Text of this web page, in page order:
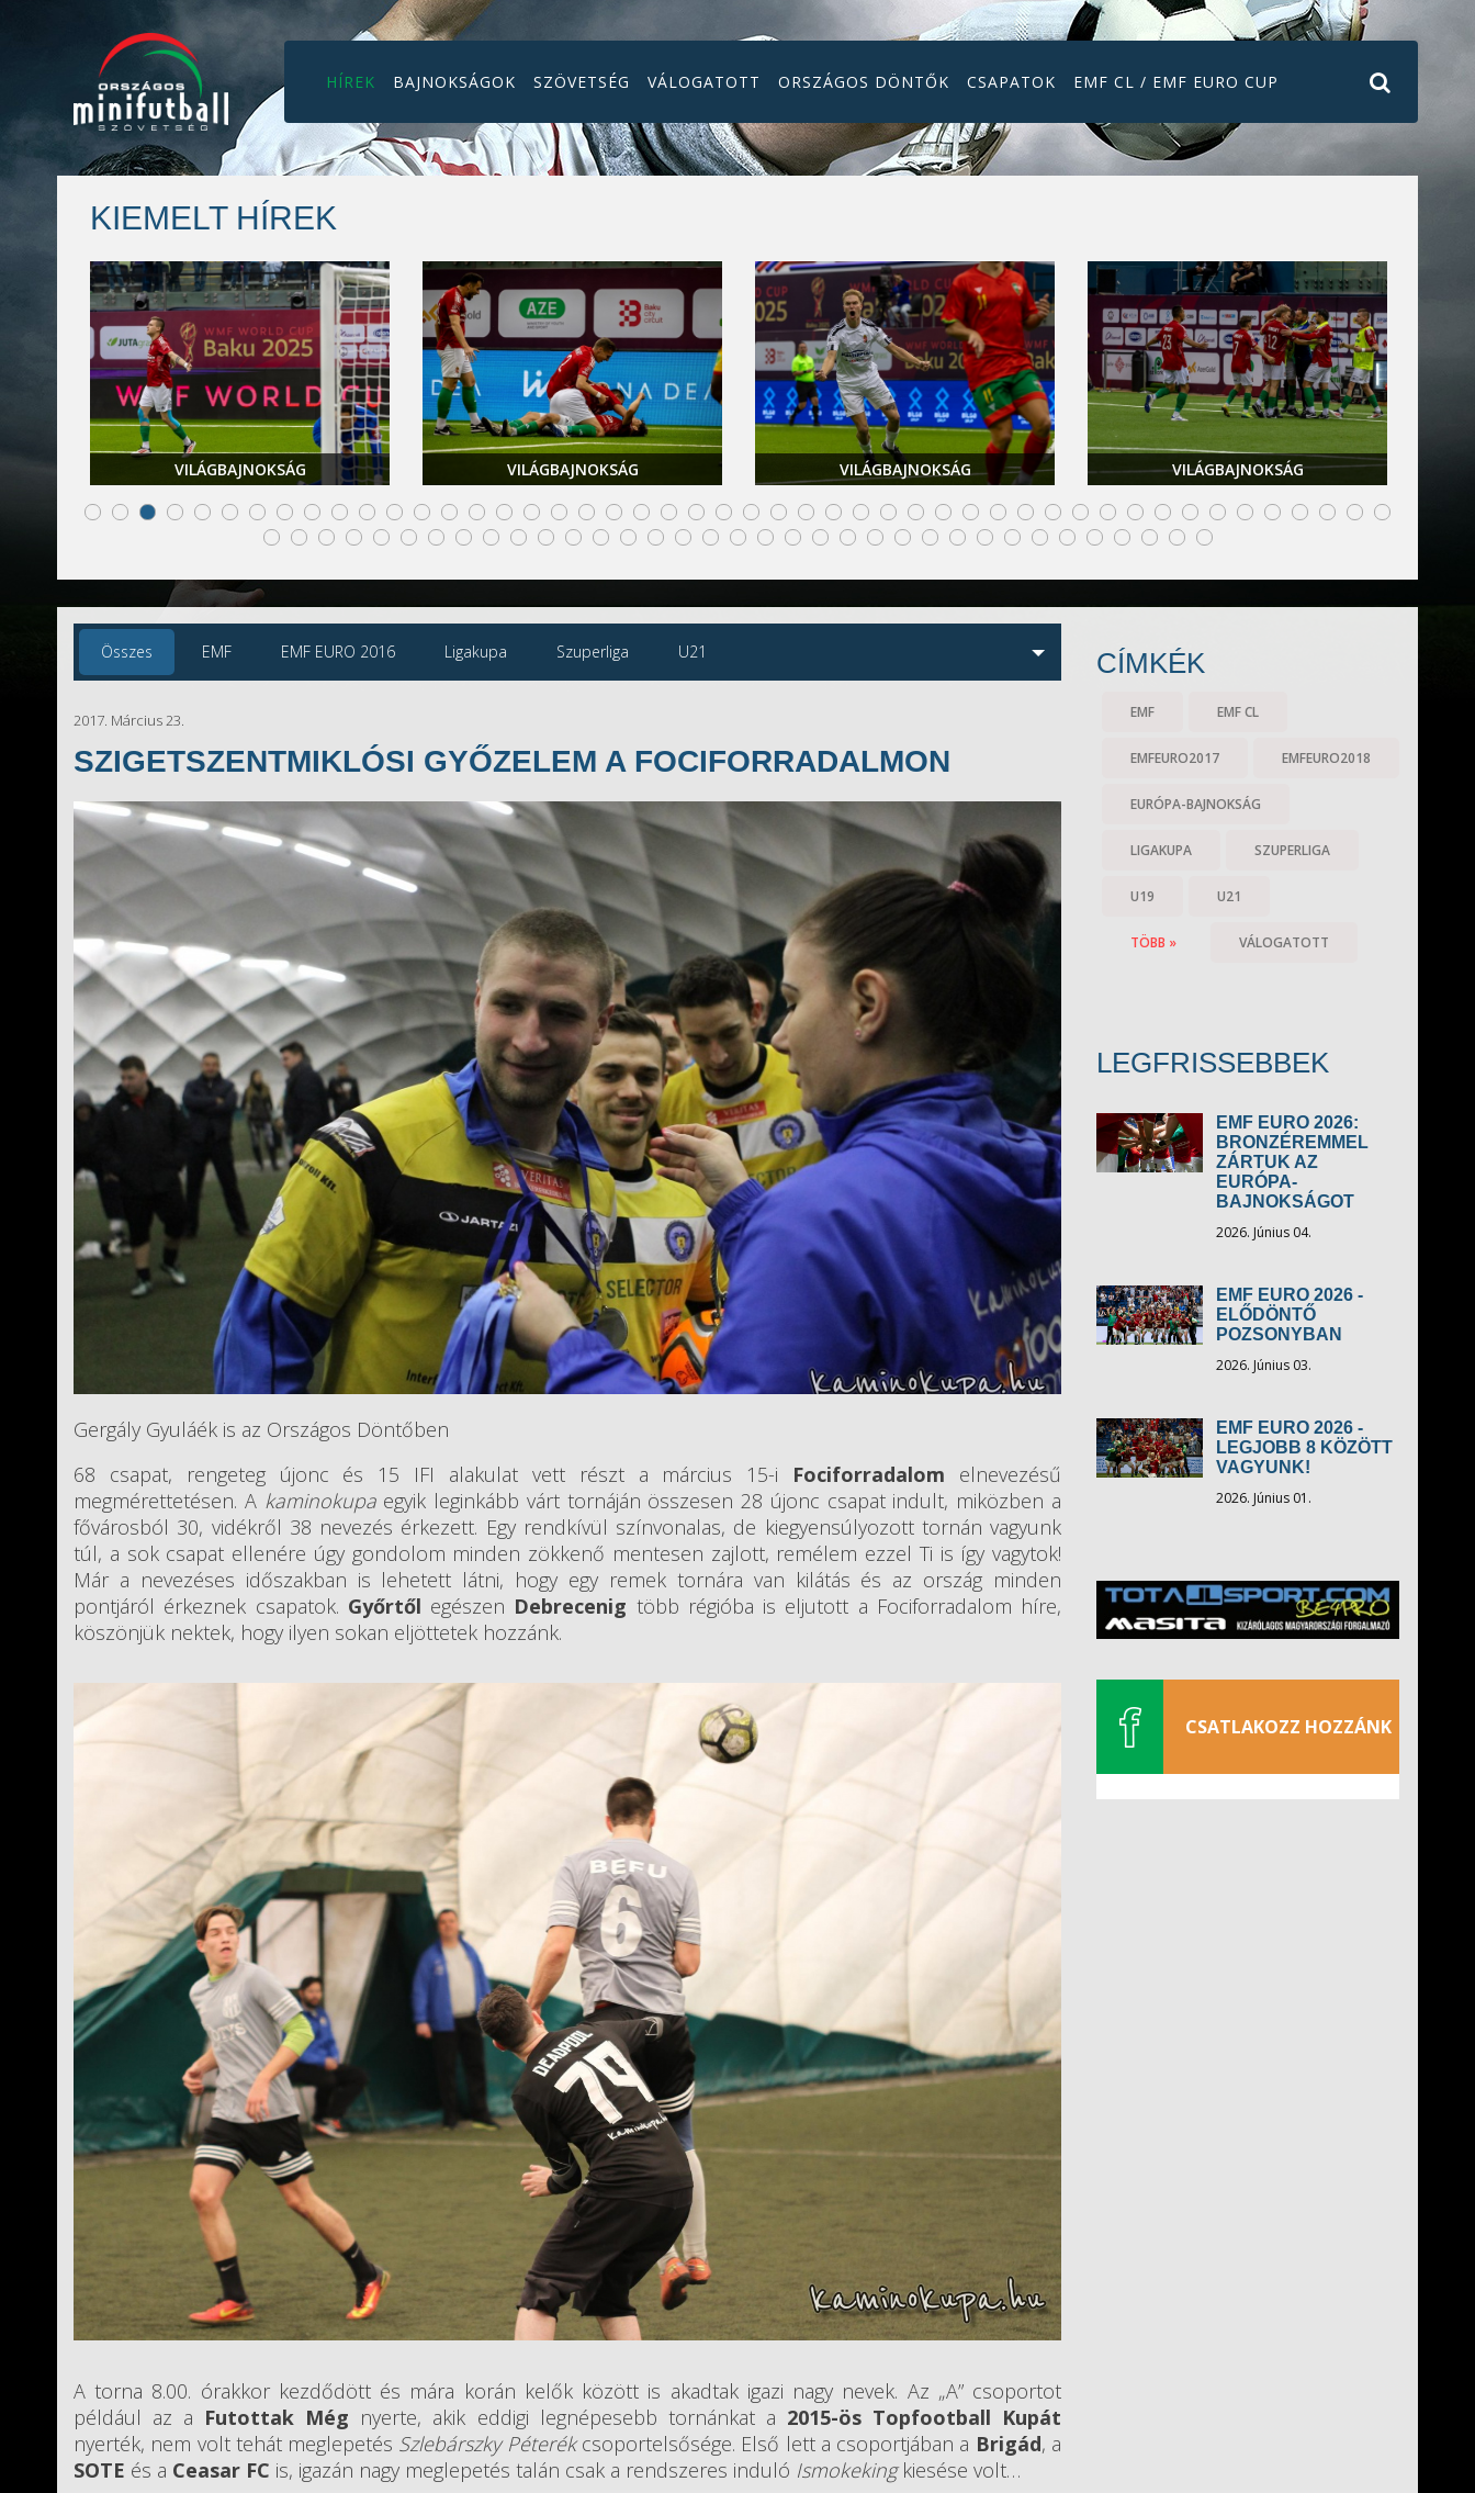
HÍREK BAJNOKSÁGOK SZÖVETSÉG VÁLOGATOTT ORSZÁGOS DÖNTŐK CSAPATOK EMF CL / EMF EURO CUP
KIEMELT HÍREK
VILÁGBAJNOKSÁG VILÁGBAJNOKSÁG VILÁGBAJNOKSÁG VILÁGBAJNOKSÁG
Összes EMF EMF EURO 2016 Ligakupa Szuperliga U21
2017. Március 23.
SZIGETSZENTMIKLÓSI GYŐZELEM A FOCIFORRADALMON
Gergály Gyuláék is az Országos Döntőben
68 csapat, rengeteg újonc és 15 IFI alakulat vett részt a március 15-i Fociforradalom elnevezésű
megmérettetésen. A kaminokupaegyik leginkább várt tornáján összesen 28 újonc csapat indult, miközben a
fővárosból 30, vidékről 38 nevezés érkezett. Egy rendkívül színvonalas, de kiegyensúlyozott tornán vagyunk
túl, a sok csapat ellenére úgy gondolom minden zökkenő mentesen zajlott, remélem ezzel Ti is így vagytok!
Már a nevezéses időszakban is lehetett látni, hogy egy remek tornára van kilátás és az ország minden
pontjáról érkeznek csapatok. Győrtől egészen Debrecenig több régióba is eljutott a Fociforradalom híre,
köszönjük nektek, hogy ilyen sokan eljöttetek hozzánk.
A torna 8.00. órakkor kezdődött és mára korán kelők között is akadtak igazi nagy nevek. Az „A” csoportot
például az a Futottak Még nyerte, akik eddigi legnépesebb tornánkat a 2015-ös Topfootball Kupát
nyerték, nem volt tehát meglepetés Szlebárszky Péterékcsoportelsősége. Első lett a csoportjában a Brigád, a
SOTE és a Ceasar FC is, igazán nagy meglepetés talán csak a rendszeres induló Ismokekingkiesése volt…
CÍMKÉK
EMF EMF CL
EMFEURO2017 EMFEURO2018
EURÓPA-BAJNOKSÁG
LIGAKUPA SZUPERLIGA
U19 U21
VÁLOGATOTT
TÖBB »
LEGFRISSEBBEK
EMF EURO 2026:
BRONZÉREMMEL
ZÁRTUK AZ
EURÓPA-
BAJNOKSÁGOT
2026. Június 04.
EMF EURO 2026 -
ELŐDÖNTŐ
POZSONYBAN
2026. Június 03.
EMF EURO 2026 -
LEGJOBB 8 KÖZÖTT
VAGYUNK!
2026. Június 01.
CSATLAKOZZ HOZZÁNK